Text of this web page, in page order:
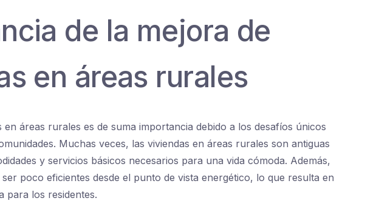
de la mejora de
en áreas rurales
en áreas rurales es de suma importancia debido a los desafíos únicos
Muchas veces, las viviendas en áreas rurales son antiguas
y servicios básicos necesarios para una vida cómoda. Además,
poco eficientes desde el punto de vista energético, lo que resulta en
para los residentes.